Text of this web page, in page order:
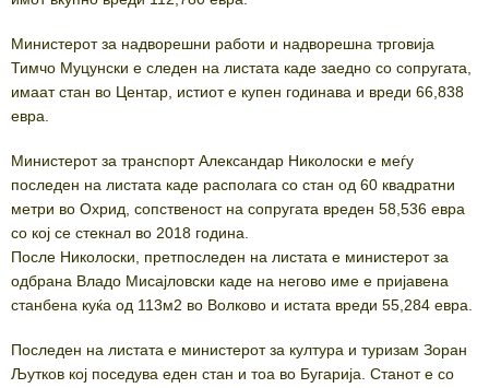
Министерот за надворешни работи и надворешна трговија
Тимчо Муцунски е следен на листата каде заедно со сопругата,
имаат стан во Центар, истиот е купен годинава и вреди 66,838
евра.
Министерот за транспорт Александар Николоски е меѓу
последен на листата каде располага со стан од 60 квадратни
метри во Охрид, сопственост на сопругата вреден 58,536 евра
со кој се стекнал во 2018 година.
После Николоски, претпоследен на листата е министерот за
одбрана Владо Мисајловски каде на негово име е пријавена
станбена куќа од 113м2 во Волково и истата вреди 55,284 евра.
Последен на листата е министерот за култура и туризам Зоран
Љутков кој поседува еден стан и тоа во Бугарија. Станот е со